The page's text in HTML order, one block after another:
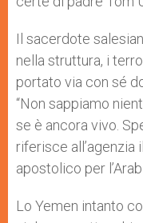
Il sacerdote
nella struttura, i
portato via con sé
“Non sappiamo
se è ancora vivo.
riferisce all’agenzia
apostolico per
Lo Yemen intanto